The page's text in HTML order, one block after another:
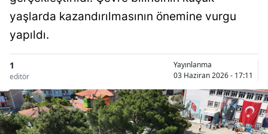
yaşlarda kazandırılmasının önemine vurgu
yapıldı.
1
editör
Yayınlanma
03 Haziran 2026 - 17:11